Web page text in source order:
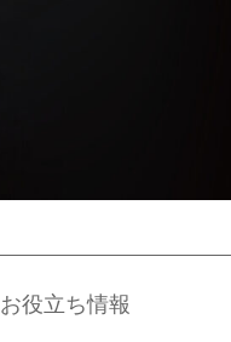
お役立ち情報